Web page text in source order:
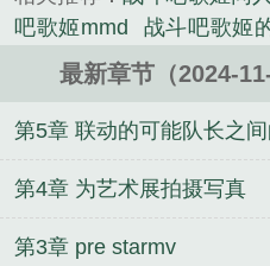
《战斗吧歌姬所有歌曲》
说。
吧歌姬mmd
战斗吧歌姬
吧歌姬百合日常免费观看
战斗吧歌姬 cool girl
斗吧歌姬1v1 战斗吧歌
歌姬cv 战斗吧歌姬cv都是
常漫画全集 战斗吧歌姬yyh
最新章节（2024-
第5章 联动的可能队长之
第4章 为艺术展拍摄写真
第3章 pre starmv